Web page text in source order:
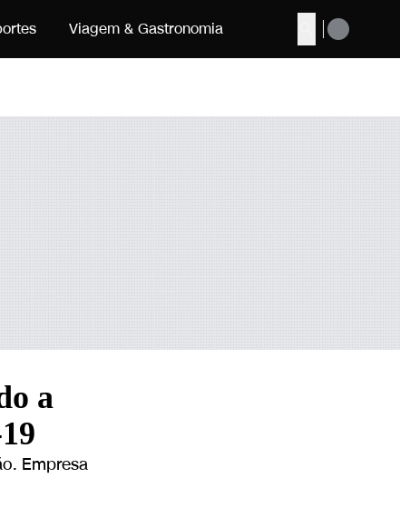
Buscar
Viagem & Gastronomia
a
Empresa